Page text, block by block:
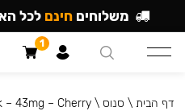
דף הבית \ סנוס \
– 43mg – Cherry
משלוחים חינם לכל
1